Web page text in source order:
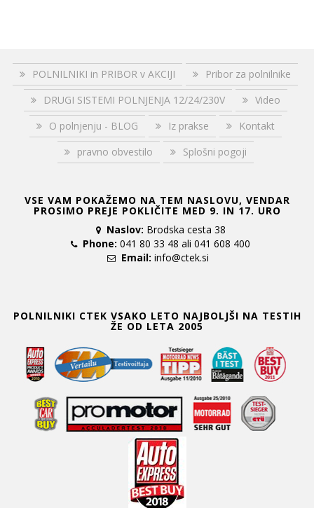
POLNILNIKI in PRIBOR v AKCIJI
Pribor za polnilnike
DRUGI SISTEMI POLNJENJA 12/24/230V
Video
O polnjenju - BLOG
Iz prakse
Kontakt
pravno obvestilo
Splošni pogoji
VSE VAM POKAŽEMO NA TEM NASLOVU, VENDAR
PROSIMO PREJE POKLIČITE MED 9. IN 17. URO
Naslov: Brodska cesta 38
Phone: 041 80 33 48 ali 041 608 400
Email: info@ctek.si
POLNILNIKI CTEK VSAKO LETO NAJBOLJŠI NA TESTIH
ŽE OD LETA 2005